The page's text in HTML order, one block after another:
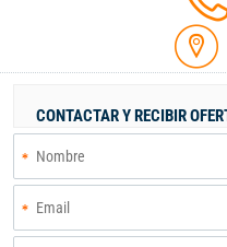
CONTACTAR Y RECIBIR